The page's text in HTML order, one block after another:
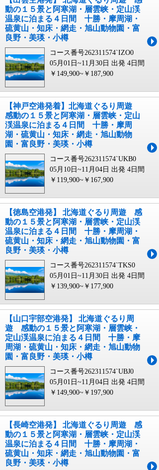
動の１５景と阿寒湖・層雲峡・定山渓
温泉に泊まる４日間 十勝・摩周湖・
硫黄山・知床・網走・旭山動物園・富
良野・美瑛・小樽
コース番号262311574`IZO0
05月01日~11月30日 出発 4日間
￥149,900~￥187,900
【神戸空港発着】北海道ぐるり周遊
感動の１５景と阿寒湖・層雲峡・定山
渓温泉に泊まる４日間 十勝・摩周
湖・硫黄山・知床・網走・旭山動物
園・富良野・美瑛・小樽
コース番号262311574`UKB0
05月10日~11月04日 出発 4日間
￥119,900~￥167,900
【徳島空港発】 北海道ぐるり周遊 感
動の１５景と阿寒湖・層雲峡・定山渓
温泉に泊まる４日間 十勝・摩周湖・
硫黄山・知床・網走・旭山動物園・富
良野・美瑛・小樽
コース番号262311574`TKS0
05月01日~11月30日 出発 4日間
￥139,900~￥177,900
【山口宇部空港発】 北海道ぐるり周
遊 感動の１５景と阿寒湖・層雲峡・
定山渓温泉に泊まる４日間 十勝・摩
周湖・硫黄山・知床・網走・旭山動物
園・富良野・美瑛・小樽
コース番号262311574`UBJ0
05月01日~11月04日 出発 4日間
￥149,900~￥197,900
【長崎空港発】 北海道ぐるり周遊 感
動の１５景と阿寒湖・層雲峡・定山渓
温泉に泊まる４日間 十勝・摩周湖・
硫黄山・知床・網走・旭山動物園・富
良野・美瑛・小樽